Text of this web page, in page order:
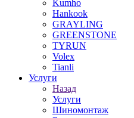
Kumho
Hankook
GRAYLING
GREENSTONE
TYRUN
Volex
Tianli
Услуги
Назад
Услуги
Шиномонтаж